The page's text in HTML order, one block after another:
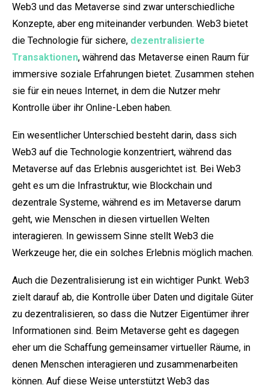
Web3 und das Metaverse sind zwar unterschiedliche
Konzepte, aber eng miteinander verbunden. Web3 bietet
die Technologie für sichere, dezentralisierte
Transaktionen, während das Metaverse einen Raum für
immersive soziale Erfahrungen bietet. Zusammen stehen
sie für ein neues Internet, in dem die Nutzer mehr
Kontrolle über ihr Online-Leben haben.
Ein wesentlicher Unterschied besteht darin, dass sich
Web3 auf die Technologie konzentriert, während das
Metaverse auf das Erlebnis ausgerichtet ist. Bei Web3
geht es um die Infrastruktur, wie Blockchain und
dezentrale Systeme, während es im Metaverse darum
geht, wie Menschen in diesen virtuellen Welten
interagieren. In gewissem Sinne stellt Web3 die
Werkzeuge her, die ein solches Erlebnis möglich machen.
Auch die Dezentralisierung ist ein wichtiger Punkt. Web3
zielt darauf ab, die Kontrolle über Daten und digitale Güter
zu dezentralisieren, so dass die Nutzer Eigentümer ihrer
Informationen sind. Beim Metaverse geht es dagegen
eher um die Schaffung gemeinsamer virtueller Räume, in
denen Menschen interagieren und zusammenarbeiten
können. Auf diese Weise unterstützt Web3 das